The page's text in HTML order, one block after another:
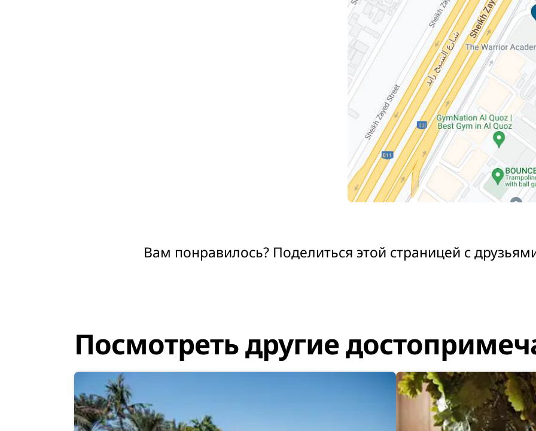
Вам понравилось? Поделиться этой страницей с
Посмотреть другие